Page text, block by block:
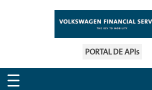
PORTAL DE APIs